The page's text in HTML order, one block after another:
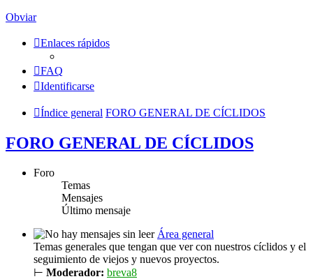
Obviar
Enlaces rápidos
FAQ
Identificarse
Índice general FORO GENERAL DE CÍCLIDOS
FORO GENERAL DE CÍCLIDOS
Foro
Temas
Mensajes
Último mensaje
Área general
Temas generales que tengan que ver con nuestros cíclidos y el
seguimiento de viejos y nuevos proyectos.
⊢ Moderador: breva8